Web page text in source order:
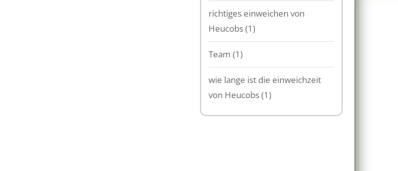
richtiges einweichen von
Heucobs(1)
Team (1)
wie lange ist die einweichzeit
von Heucobs(1)